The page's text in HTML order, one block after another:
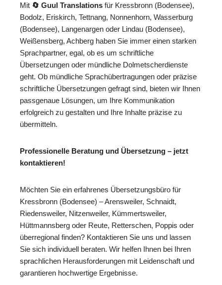
Mit 🔄 Guul Translations für Kressbronn (Bodensee),
Bodolz, Eriskirch, Tettnang, Nonnenhorn, Wasserburg
(Bodensee), Langenargen oder Lindau (Bodensee),
Weißensberg, Achberg haben Sie immer einen starken
Sprachpartner, egal, ob es um schriftliche
Übersetzungen oder mündliche Dolmetscherdienste
geht. Ob mündliche Sprachübertragungen oder präzise
schriftliche Übersetzungen gefragt sind, bieten wir Ihnen
passgenaue Lösungen, um Ihre Kommunikation
erfolgreich zu gestalten und Ihre Inhalte präzise zu
übermitteln.
Professionelle Beratung und Übersetzung – jetzt
kontaktieren!
Möchten Sie ein erfahrenes Übersetzungsbüro für
Kressbronn (Bodensee) – Arensweiler, Schnaidt,
Riedensweiler, Nitzenweiler, Kümmertsweiler,
Hüttmannsberg oder Reute, Retterschen, Poppis oder
überregional finden? Kontaktieren Sie uns und lassen
Sie sich individuell beraten. Wir helfen Ihnen bei Ihren
sprachlichen Herausforderungen mit Leidenschaft und
garantieren hochwertige Ergebnisse.